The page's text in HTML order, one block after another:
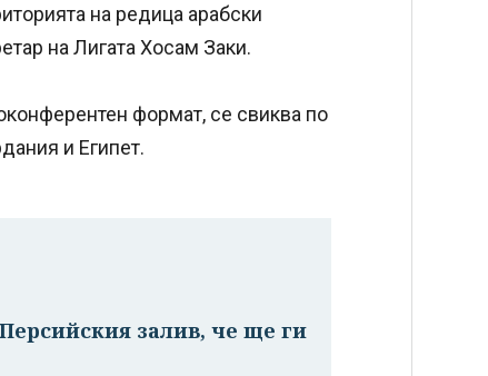
на редица арабски
на Лигата Хосам Заки.
формат, се свиква по
и Египет.
залив, че ще ги